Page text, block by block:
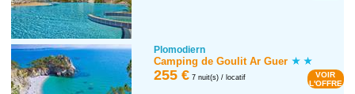
Plomodiern
Camping de Goulit Ar Guer
255 € 7 nuit(s) / locatif
VOIR
L'OFFRE